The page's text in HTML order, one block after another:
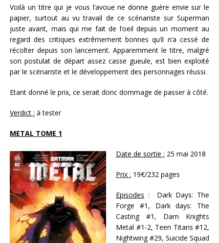
Voilà un titre qui je vous l’avoue ne donne guère envie sur le
papier, surtout au vu travail de ce scénariste sur Superman
juste avant, mais qui me fait de l’oeil depuis un moment au
regard des critiques extrêmement bonnes qu’il n’a cessé de
récolter depuis son lancement. Apparemment le titre, malgré
son postulat de départ assez casse gueule, est bien exploité
par le scénariste et le développement des personnages réussi.
Etant donné le prix, ce serait donc dommage de passer à côté.
Verdict : à tester
METAL TOME 1
Date de sortie : 25 mai 2018
Prix : 19€/232 pages
Episodes : Dark Days: The
Forge #1, Dark days: The
Casting #1, Darn Knights
Metal #1-2, Teen Titans #12,
Nightwing #29, Suicide Squad